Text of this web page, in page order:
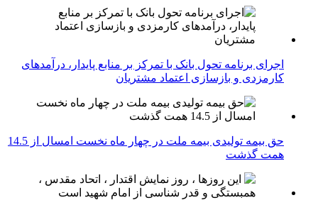
اجرای برنامه تحول بانک با تمرکز بر منابع پایدار، درآمدهای
کارمزدی و بازسازی اعتماد مشتریان
حق بیمه تولیدی بیمه ملت در چهار ماه نخست امسال از 14.5
همت گذشت